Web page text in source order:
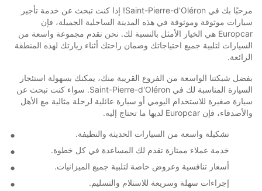
مرحبًا بك في Saint-Pierre-d'Oléron! إذا كنت تبحث عن خدمة تأجير
سيارات موثوقة وموثوقة في هذه المدينة الساحلية الجميلة، فإن
Europcar هي الخيار الأمثل بالنسبة لك. نحن نقدم مجموعة واسعة من
السيارات لتلبية جميع احتياجاتك وضمان راحتك أثناء زيارتك لهذه المنطقة
الرائعة.
بفضل شبكتنا الواسعة من الفروع القريبة منك، يمكنك بسهولة استئجار
السيارة المناسبة لك في Saint-Pierre-d'Oléron. سواء كنت تبحث عن
سيارة صغيرة للاستخدام اليومي أو سيارة عائلية لرحلة مثالية مع الأهل
والأصدقاء، فإن Europcar لديها ما تحتاج إليه.
تشكيلة واسعة من السيارات الحديثة والنظيفة.
خدمة عملاء ممتازة تقدم لك المساعدة في كل خطوة.
أسعار تنافسية وعروض خاصة لتلبية جميع الميزانيات.
إجراءات سهلة وسريعة للاستلام والتسليم.